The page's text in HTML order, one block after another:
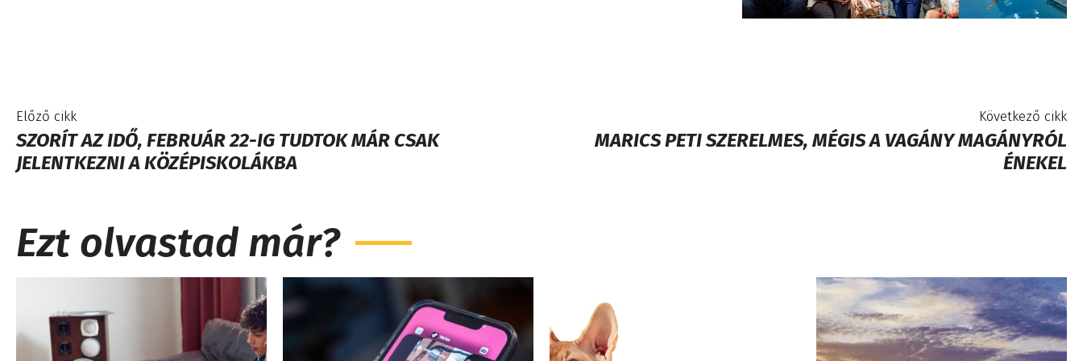
Előző cikk
SZORÍT AZ IDŐ, FEBRUÁR 22-IG TUDTOK MÁR CSAK
JELENTKEZNI A KÖZÉPISKOLÁKBA
Következő cikk
MARICS PETI SZERELMES, MÉGIS A VAGÁNY MAGÁNYRÓL
ÉNEKEL
Ezt olvastad már?